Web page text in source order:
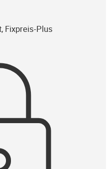
Fixpreis-Plus